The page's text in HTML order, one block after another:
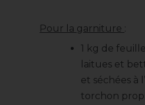
Pour la garniture :
1 kg de
laitues et
et séchées à
torchon